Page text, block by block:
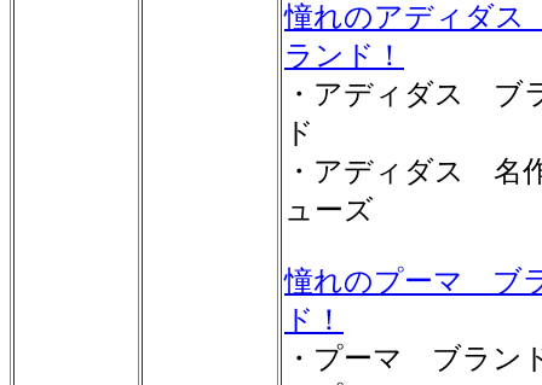
憧れのアディダ
ランド！
・アディダス ブ
ド
・アディダス 名
ューズ
憧れのプーマ ブ
ド！
・プーマ ブラン